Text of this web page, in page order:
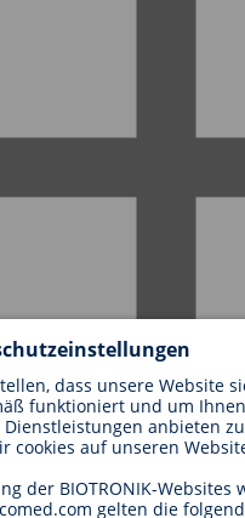
bei BIOTRONIK